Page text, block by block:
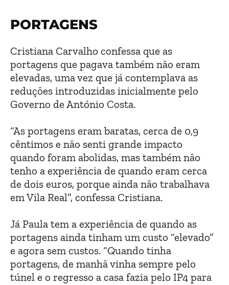
PORTAGENS
Cristiana Carvalho confessa que as
portagens que pagava também não eram
elevadas, uma vez que já contemplava as
reduções introduzidas inicialmente pelo
Governo de António Costa.
“As portagens eram baratas, cerca de 0,9
cêntimos e não senti grande impacto
quando foram abolidas, mas também não
tenho a experiência de quando eram cerca
de dois euros, porque ainda não trabalhava
em Vila Real”, confessa Cristiana.
Já Paula tem a experiência de quando as
portagens ainda tinham um custo “elevado”
e agora sem custos. “Quando tinha
portagens, de manhã vinha sempre pelo
túnel e o regresso a casa fazia pelo IP4 para